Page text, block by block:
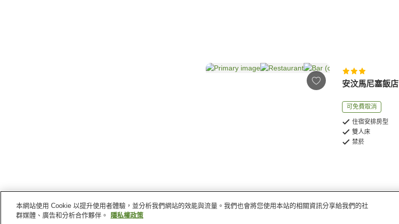
安汶馬尼塞飯店
可免費取消
住宿安排房型
雙人床
禁菸
首頁 印尼 馬魯古
本網站使用 Cookie 以提升使用者體驗，並分析我們網站的效能與流量。我們也會將您使用本站的相關資訊分享給我們的社
群媒體、廣告和分析合作夥伴。
隱私權政策